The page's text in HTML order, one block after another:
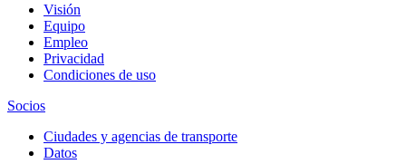
Visión
Equipo
Empleo
Privacidad
Condiciones de uso
Socios
Ciudades y agencias de transporte
Datos